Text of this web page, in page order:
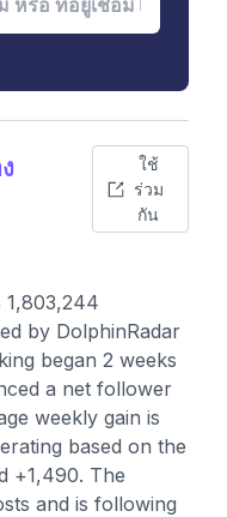
ใช้
ร่วม
กัน
1,803,244
by DolphinRadar
began 2 weeks
a net follower
weekly gain is
based on the
+1,490. The
and is following